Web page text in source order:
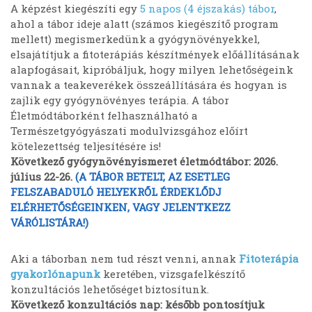
A képzést kiegészíti egy 5 napos (4 éjszakás) tábor,
ahol a tábor ideje alatt (számos kiegészítő program
mellett) megismerkedünk a gyógynövényekkel,
elsajátítjuk a fitoterápiás készítmények előállításának
alapfogásait, kipróbáljuk, hogy milyen lehetőségeink
vannak a teakeverékek összeállítására és hogyan is
zajlik egy gyógynövényes terápia. A tábor
Életmódtáborként felhasználható a
Természetgyógyászati modulvizsgához előírt
kötelezettség teljesítésére is!
Következő gyógynövényismeret életmódtábor: 2026.
július 22-26. (A TÁBOR BETELT, AZ ESETLEG
FELSZABADULÓ HELYEKRŐL ÉRDEKLŐDJ
ELÉRHETŐSÉGEINKEN, VAGY JELENTKEZZ
VÁRÓLISTÁRA!)
Aki a táborban nem tud részt venni, annak Fitoterápia
gyakorlónapunk keretében, vizsgafelkészítő
konzultációs lehetőséget biztosítunk.
Következő konzultációs nap: később pontosítjuk